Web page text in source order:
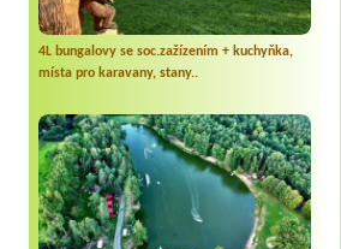
4L bungalovy se soc.zažízením + kuchyňka,
místa pro karavany, stany..